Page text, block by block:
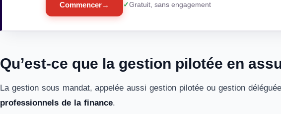
Commencer→ Gratuit, sans engagement
Qu’est-ce que la gestion pilotée en
La gestion sous mandat, appelée aussi gestion pilotée ou gestion
professionnels de la finance.